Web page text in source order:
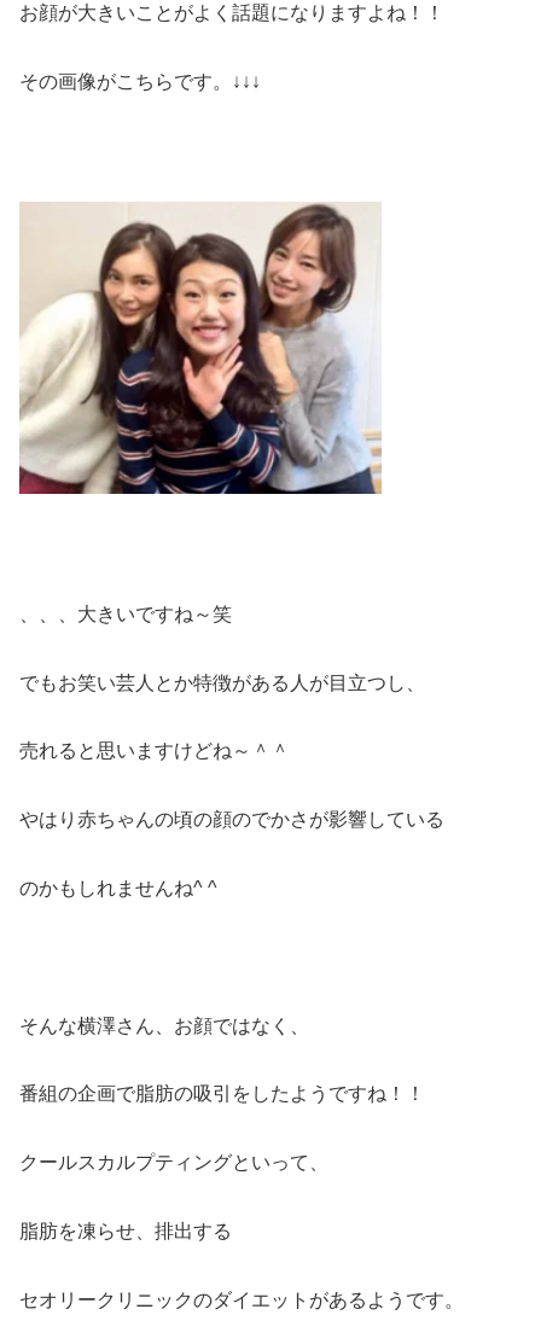
お顔が大きいことがよく話題になりますよね！！
その画像がこちらです。↓↓↓
、、、大きいですね～笑
でもお笑い芸人とか特徴がある人が目立つし、
売れると思いますけどね～＾＾
やはり赤ちゃんの頃の顔のでかさが影響している
のかもしれませんね^ ^
そんな横澤さん、お顔ではなく、
番組の企画で脂肪の吸引をしたようですね！！
クールスカルプティングといって、
脂肪を凍らせ、排出する
セオリークリニックのダイエットがあるようです。